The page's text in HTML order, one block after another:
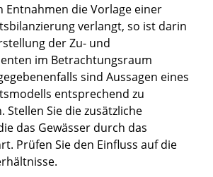
Entnahmen die Vorlage einer
verlangt, so ist darin
der Zu- und
im Betrachtungsraum
sind Aussagen eines
entsprechend zu
Stellen Sie die zusätzliche
das Gewässer durch das
Prüfen Sie den Einfluss auf die